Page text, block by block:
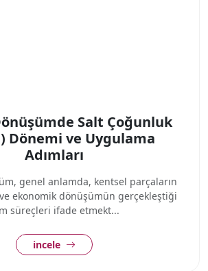
Salt Çoğunluk
Dönemi ve Uygulama
Adımları
genel anlamda, kentsel parçaların
ekonomik dönüşümün gerçekleştiği
süreçleri ifade etmekt...
incele